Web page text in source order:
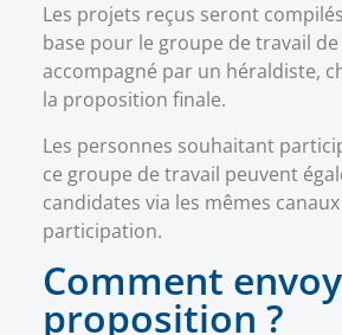
Les projets reçus seront
base pour le groupe de travail
accompagné par un héraldiste,
la proposition finale.
Les personnes souhaitant
ce groupe de travail peuvent
candidates via les mêmes
participation.
Comment
proposition ?